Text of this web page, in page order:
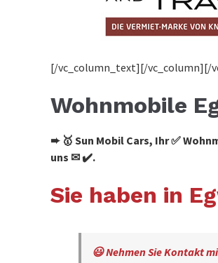
[/vc_column_text][/vc_column][/
Wohnmobile
➨ 🥇 Sun Mobil Cars, Ihr ✅
uns ✉ ✔️.
Sie haben in
😃 Nehmen Sie Kontakt